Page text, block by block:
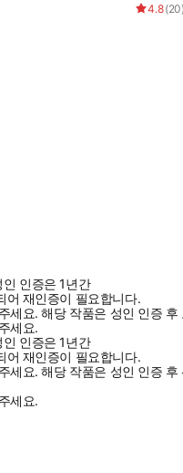
4.8(20)
인증은 1년간
어 재인증이 필요합니다.
세요.해당 작품은 성인 인증 후
세요.
인증은 1년간
어 재인증이 필요합니다.
세요.해당 작품은 성인 인증 후
세요.